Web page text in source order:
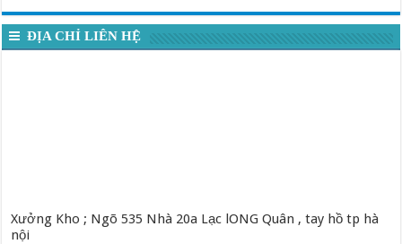
ĐỊA CHỈ LIÊN HỆ
Xưởng Kho ; Ngõ 535 Nhà 20a Lạc lONG Quân , tay hồ tp hà
nội